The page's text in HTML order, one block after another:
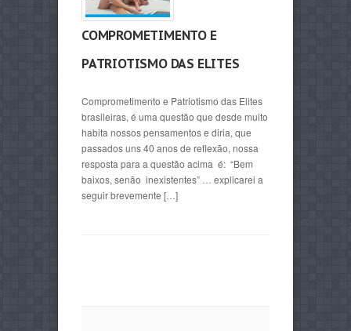
COMPROMETIMENTO E
PATRIOTISMO DAS ELITES
Comprometimento e Patriotismo das Elites
brasileiras, é uma questão que desde muito
habita nossos pensamentos e diria, que
passados uns 40 anos de reflexão, nossa
resposta para a questão acima é: “Bem
baixos, senão inexistentes” … explicarei a
seguir brevemente […]